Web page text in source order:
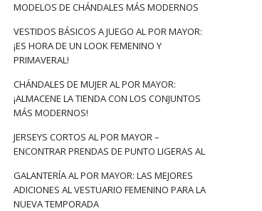
MODELOS DE CHÁNDALES MÁS MODERNOS
VESTIDOS BÁSICOS A JUEGO AL POR MAYOR:
¡ES HORA DE UN LOOK FEMENINO Y
PRIMAVERAL!
CHÁNDALES DE MUJER AL POR MAYOR:
¡ALMACENE LA TIENDA CON LOS CONJUNTOS
MÁS MODERNOS!
JERSEYS CORTOS AL POR MAYOR –
ENCONTRAR PRENDAS DE PUNTO LIGERAS AL
GALANTERÍA AL POR MAYOR: LAS MEJORES
ADICIONES AL VESTUARIO FEMENINO PARA LA
NUEVA TEMPORADA